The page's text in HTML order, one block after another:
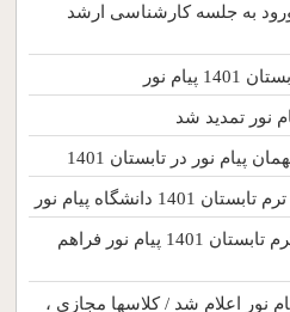
به جلسه کارشناسی ارشد
نور
نور تمدید شد
نور در تابستان 1401
دانشگاه پیام نور
امکان تغییر محل آزمون در ترم تابستان 1401 پیام نور فراهم
ترم تابستان 1401 پیام نور اعلام شد / کلاسها مجازی ،